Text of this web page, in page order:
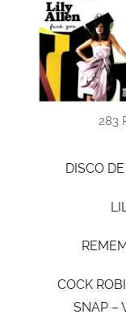
283
DISCO
COCK
SNAP –